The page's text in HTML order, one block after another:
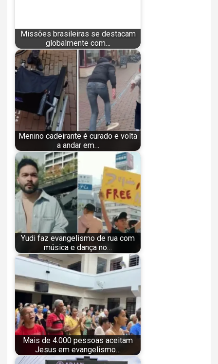
Missões brasileiras se destacam
globalmente com…
Menino cadeirante é curado e volta
a andar em…
Yudi faz evangelismo de rua com
música e dança no…
Mais de 4.000 pessoas aceitam
Jesus em evangelismo…